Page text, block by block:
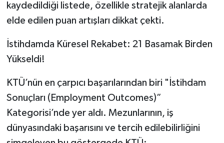
kaydedildiği listede, özellikle stratejik alanlarda
elde edilen puan artışları dikkat çekti.
İstihdamda Küresel Rekabet: 21 Basamak Birden
Yükseldi!
KTÜ’nün en çarpıcı başarılarından biri "İstihdam
Sonuçları (Employment Outcomes)”
Kategorisi’nde yer aldı. Mezunlarının, iş
dünyasındaki başarısını ve tercih edilebilirliğini